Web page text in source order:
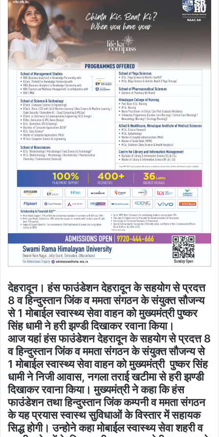
देहरादून। हंस फाउंडेशन देहरादून के सहयोग से प्रदत्त
8 व हिन्दुस्तान जिंक व ममता संगठन के संयुक्त सौजन्य
से 1 मोबाईल स्वास्थ्य सेवा वाहन को मुख्यमंत्री पुष्कर
सिंह धामी ने हरी झण्डी दिखाकर रवाना किया।
आज यहां हंस फाउंडेशन देहरादून के सहयोग से प्रदत्त 8
व हिन्दुस्तान जिंक व ममता संगठन के संयुक्त सौजन्य से
1 मोबाईल स्वास्थ्य सेवा वाहन को मुख्यमंत्री पुष्कर सिंह
धामी ने निजी आवास, नगला तराई खटीमा से हरी झण्डी
दिखाकर रवाना किया। मुख्यमंत्री ने कहा कि हंस
फाउंडेशन तथा हिन्दुस्तान जिंक कम्पनी व ममता संगठन
के यह प्रयास स्वास्थ सुविधाओं के विस्तार में सहायक
सिद्ध होगी। उन्होने कहा मोबाईल स्वास्थ्य सेवा शहरी व